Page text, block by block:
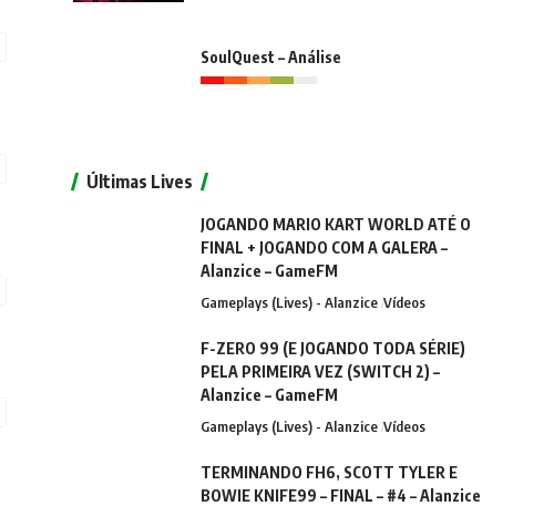
SoulQuest – Análise
Últimas Lives
JOGANDO MARIO KART WORLD ATÉ O
FINAL + JOGANDO COM A GALERA –
Alanzice – GameFM
Gameplays (Lives) - Alanzice Vídeos
F-ZERO 99 (E JOGANDO TODA SÉRIE)
PELA PRIMEIRA VEZ (SWITCH 2) –
Alanzice – GameFM
Gameplays (Lives) - Alanzice Vídeos
TERMINANDO FH6, SCOTT TYLER E
BOWIE KNIFE99 – FINAL – #4 – Alanzice